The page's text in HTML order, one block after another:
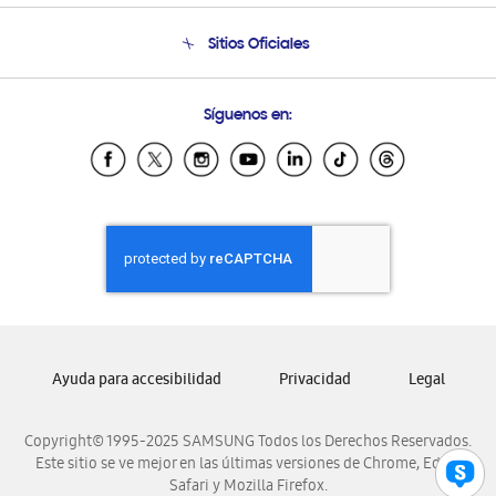
Soporte vía eMail
Sitios Oficiales
Samsung Ecuador
Samsung El Salvador
Samsung Honduras
Samsung Nicaragua
Samsung Panamá
Samsung Venezuela
Síguenos en:
Copyright© 1995-2025 SAMSUNG Todos los Derechos Reservados.
Este sitio se ve mejor en las últimas versiones de Chrome, Edge,
Safari y Mozilla Firefox.
Ayuda para accesibilidad Privacidad Legal